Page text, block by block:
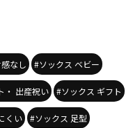
なし #ソックス ベビー
・ 出産祝い #ソックス ギフト
くい #ソックス 足型